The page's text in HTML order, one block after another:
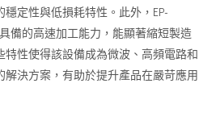
定性與低損耗特性。此外，EP-
備的高速加工能力，能顯著縮短製造
性使得該設備成為微波、高頻電路和
解決方案，有助於提升產品在嚴苛應用